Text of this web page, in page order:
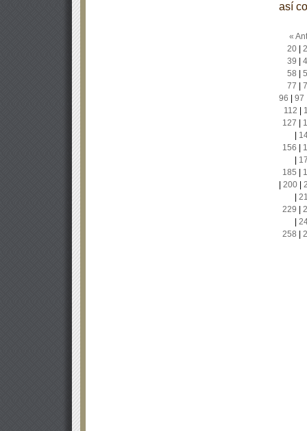
así
«
20|
39
58
77
96
97
112
127
156
185
200|
229
258